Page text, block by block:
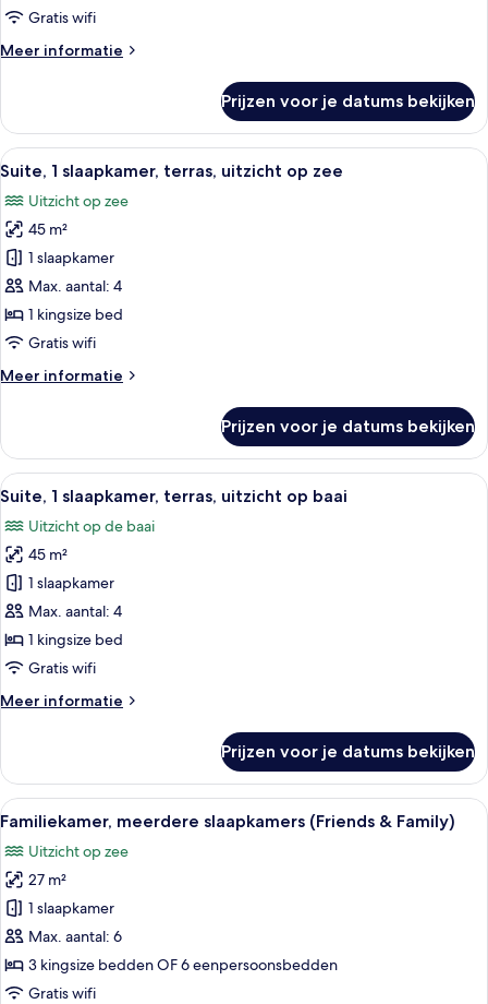
zeeGratis wifi
Meer informatie
Meer
kamer,
uitzicht
op
Prijzen voor je datums bekijken
Alle
foto's
voor
Suite,
slaapkamer,
terras,
uitzicht
zee
Een moderne hotelkamer met een
8
Suite, 1 slaapkamer, terras, uitzicht op zee
Uitzicht op zee
45 m²
1 slaapkamer
Max. aantal: 4
1 kingsize bed
Gratis wifi
Meer informatie
Meer
1
slaapkamer,
terras,
op
zee
Prijzen voor je datums bekijken
Alle
foto's
voor
Suite,
slaapkamer,
terras,
uitzicht
baai
Een moderne hotelkamer met een
4
Suite, 1 slaapkamer, terras, uitzicht op baai
Uitzicht op de baai
45 m²
1 slaapkamer
Max. aantal: 4
1 kingsize bed
Gratis wifi
Meer informatie
Meer
1
slaapkamer,
terras,
op
baai
Prijzen voor je datums bekijken
Alle
foto's
voor
Familiekamer,
meerdere
slaapkamers
(Friends
&
Een hotelkamer met een groot bed,
7
Familiekamer, meerdere slaapkamers (Friends & Family)
Uitzicht op zee
27 m²
1 slaapkamer
Max. aantal: 6
3 kingsize bedden OF 6 eenpersoonsbedden
Gratis wifi